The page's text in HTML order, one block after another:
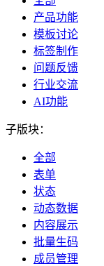
产品功能
模板讨论
标签制作
问题反馈
行业交流
AI功能
子版块：
全部
表单
状态
动态数据
内容展示
批量生码
成员管理